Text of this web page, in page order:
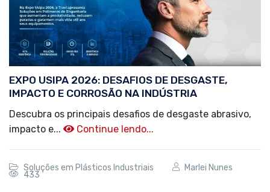
EXPO USIPA 2026: DESAFIOS DE DESGASTE,
IMPACTO E CORROSÃO NA INDÚSTRIA
Descubra os principais desafios de desgaste abrasivo,
impacto e...
Continue lendo...
Soluções em Plásticos Industriais Marlei Nunes
433